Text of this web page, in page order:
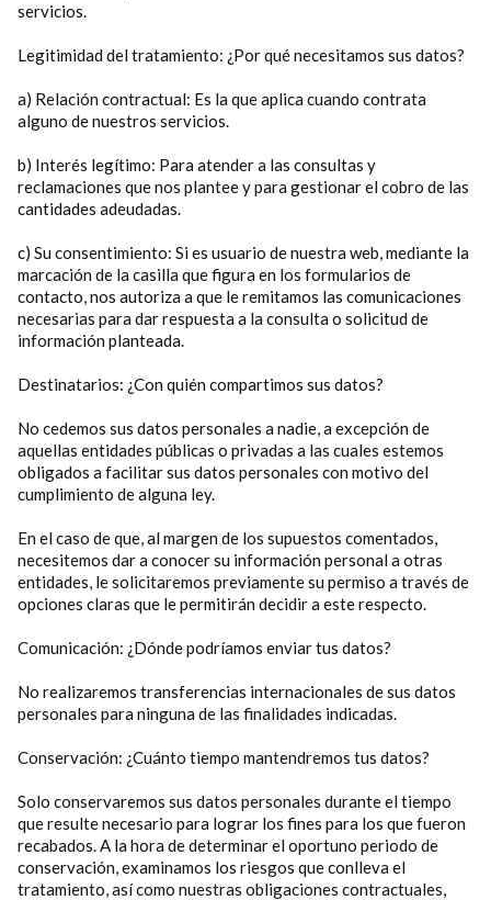
servicios.
Legitimidad del tratamiento: ¿Por qué necesitamos sus datos?
a) Relación contractual: Es la que aplica cuando contrata
alguno de nuestros servicios.
b) Interés legítimo: Para atender a las consultas y
reclamaciones que nos plantee y para gestionar el cobro de las
cantidades adeudadas.
c) Su consentimiento: Si es usuario de nuestra web, mediante la
marcación de la casilla que figura en los formularios de
contacto, nos autoriza a que le remitamos las comunicaciones
necesarias para dar respuesta a la consulta o solicitud de
información planteada.
Destinatarios: ¿Con quién compartimos sus datos?
No cedemos sus datos personales a nadie, a excepción de
aquellas entidades públicas o privadas a las cuales estemos
obligados a facilitar sus datos personales con motivo del
cumplimiento de alguna ley.
En el caso de que, al margen de los supuestos comentados,
necesitemos dar a conocer su información personal a otras
entidades, le solicitaremos previamente su permiso a través de
opciones claras que le permitirán decidir a este respecto.
Comunicación: ¿Dónde podríamos enviar tus datos?
No realizaremos transferencias internacionales de sus datos
personales para ninguna de las finalidades indicadas.
Conservación: ¿Cuánto tiempo mantendremos tus datos?
Solo conservaremos sus datos personales durante el tiempo
que resulte necesario para lograr los fines para los que fueron
recabados. A la hora de determinar el oportuno periodo de
conservación, examinamos los riesgos que conlleva el
tratamiento, así como nuestras obligaciones contractuales,